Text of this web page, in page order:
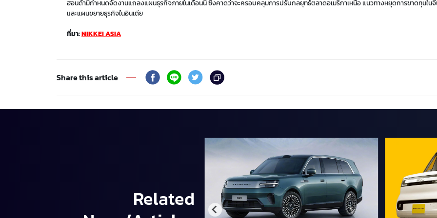
ฮอนด้ามีกำหนดจัดงานแถลงแผนธุรกิจภายในเดือนนี้ ซึ่งคาดว่าจะครอบคลุมการปรับกลยุทธ์ตลาดอเมริกาเหนือ แนวทางหยุดการขาดทุนใน
และแผนขยายธุรกิจในอินเดีย
ที่มา:NIKKEI ASIA
Share this article
Related